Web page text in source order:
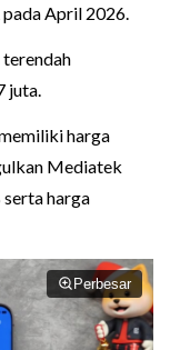
April 2026.
juta.
harga
Mediatek
harga
Perbesar